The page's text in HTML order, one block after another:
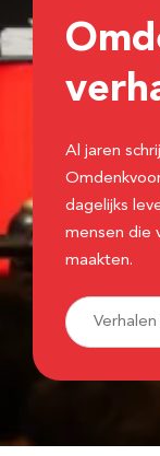
Al jaren
dagelijks
mensen die
maakten.